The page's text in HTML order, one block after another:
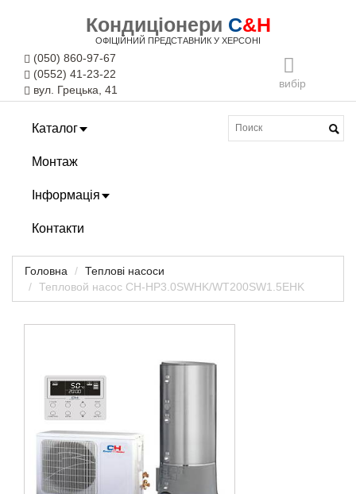
Кондиціонери C&H
ОФІЦІЙНИЙ ПРЕДСТАВНИК У ХЕРСОНІ
вибір
(050) 860-97-67
(0552) 41-23-22
вул. Грецька, 41
Каталог
Монтаж
Інформація
Контакти
Головна
Теплові насоси
Тепловой насос CH-HP3.0SWHK/WT200SW1.5EHK